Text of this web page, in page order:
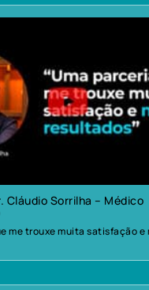
Cláudio Sorrilha – Médico
me trouxe muita satisfação e